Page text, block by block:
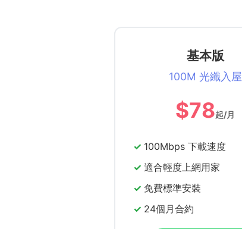
基本版
100M 光纖入屋
$78起/月
100Mbps 下載速度
適合輕度上網用家
免費標準安裝
24個月合約